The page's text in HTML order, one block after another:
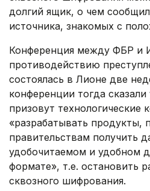
долгий ящик, о чем
источника, знакомых с
Конференция между ФБР и
противодействию
состоялась в Лионе две
конференции тогда
призовут технологические
«разрабатывать продукты,
правительствам получить
удобочитаемом и удобном
формате», т.е. остановить
сквозного шифрования.